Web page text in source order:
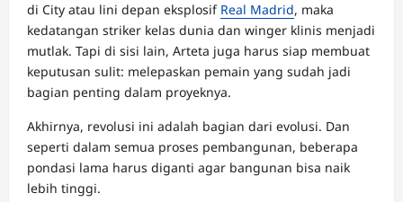
di City atau lini depan eksplosif Real Madrid, maka
kedatangan striker kelas dunia dan winger klinis menjadi
mutlak. Tapi di sisi lain, Arteta juga harus siap membuat
keputusan sulit: melepaskan pemain yang sudah jadi
bagian penting dalam proyeknya.
Akhirnya, revolusi ini adalah bagian dari evolusi. Dan
seperti dalam semua proses pembangunan, beberapa
pondasi lama harus diganti agar bangunan bisa naik
lebih tinggi.